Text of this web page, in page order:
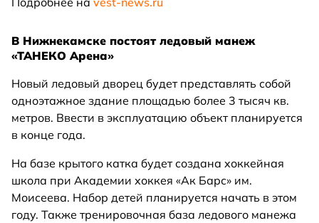
В Нижнекамске постоят ледовый манеж
«ТАНЕКО Арена»
Новый ледовый дворец будет представлять собой
одноэтажное здание площадью более 3 тысяч кв.
метров. Ввести в эксплуатацию объект планируется
в конце года.
На базе крытого катка будет создана хоккейная
школа при Академии хоккея «Ак Барс» им.
Моисеева. Набор детей планируется начать в этом
году. Также тренировочная база ледового манежа